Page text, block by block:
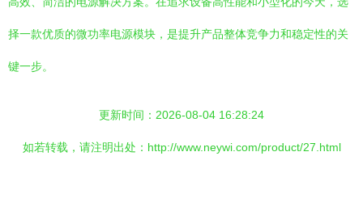
择一款优质的微功率电源模块，是提升产品整体竞争力和稳定性的关
键一步。
更新时间：2026-08-04 16:28:24
如若转载，请注明出处：http://www.neywi.com/product/27.html